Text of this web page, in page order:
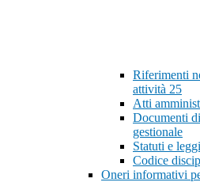
Riferimenti
attività 25
Atti
Documenti
gestionale
Statuti e
Codice
Oneri informativi